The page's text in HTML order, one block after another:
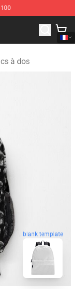
Shop
à dos
blank template